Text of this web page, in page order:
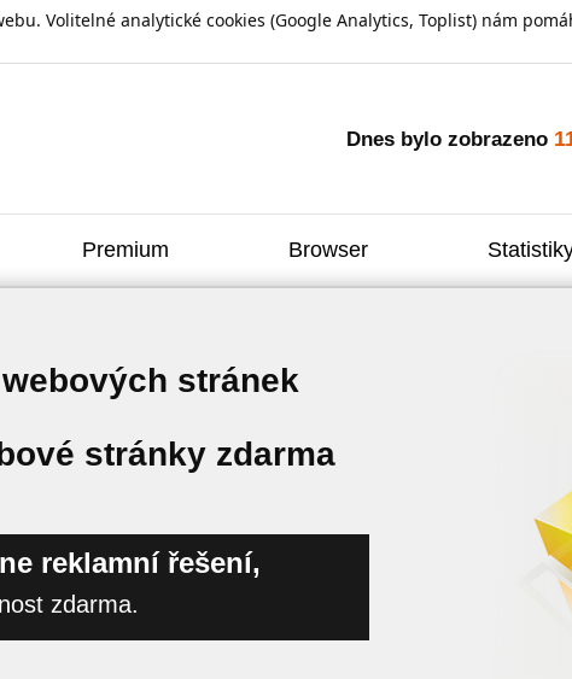
Volitelné analytické cookies (Google Analytics, Toplist) nám
Dnes bylo zobrazeno
Premium Browser
stránek
stránky zdarma
reklamní řešení,
zdarma.